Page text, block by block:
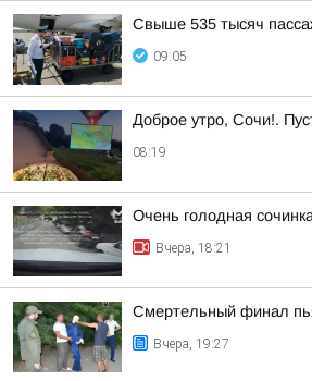
Свыше 535 тысяч
09:05
Доброе утро, Сочи!.
08:19
Очень голодная
Вчера, 18:21
Смертельный финал
Вчера, 19:27